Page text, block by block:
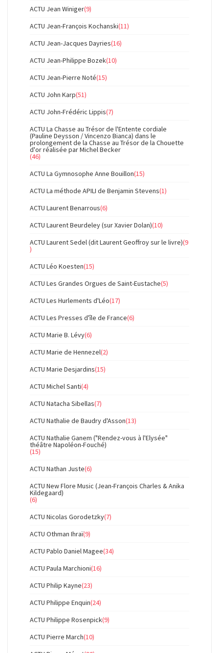
ACTU Jean Winiger(9)
ACTU Jean-François Kochanski(11)
ACTU Jean-Jacques Dayries(16)
ACTU Jean-Philippe Bozek(10)
ACTU Jean-Pierre Noté(15)
ACTU John Karp(51)
ACTU John-Frédéric Lippis(7)
ACTU La Chasse au Trésor de l'Entente cordiale
(Pauline Deysson / Vincenzo Bianca) dans le
prolongement de la Chasse au Trésor de la Chouette
d'or réalisée par Michel Becker
(46)
ACTU La Gymnosophe Anne Bouillon(15)
ACTU La méthode APILI de Benjamin Stevens(1)
ACTU Laurent Benarrous(6)
ACTU Laurent Beurdeley (sur Xavier Dolan)(10)
ACTU Laurent Sedel (dit Laurent Geoffroy sur le livre)(9
)
ACTU Léo Koesten(15)
ACTU Les Grandes Orgues de Saint-Eustache(5)
ACTU Les Hurlements d'Léo(17)
ACTU Les Presses d'île de France(6)
ACTU Marie B. Lévy(6)
ACTU Marie de Hennezel(2)
ACTU Marie Desjardins(15)
ACTU Michel Santi(4)
ACTU Natacha Sibellas(7)
ACTU Nathalie de Baudry d'Asson(13)
ACTU Nathalie Ganem ("Rendez-vous à l'Elysée"
théâtre Napoléon-Fouché)
(15)
ACTU Nathan Juste(6)
ACTU New Flore Music (Jean-François Charles & Anika
Kildegaard)
(6)
ACTU Nicolas Gorodetzky(7)
ACTU Othman Ihraï(9)
ACTU Pablo Daniel Magee(34)
ACTU Paula Marchioni(16)
ACTU Philip Kayne(23)
ACTU Philippe Enquin(24)
ACTU Philippe Rosenpick(9)
ACTU Pierre March(10)